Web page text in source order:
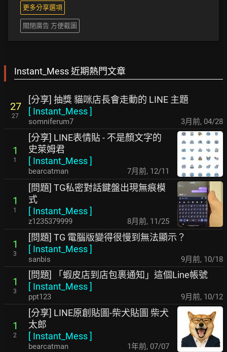
更多分享選項
關閉廣告 方便截圖
Instant_Mess 近期熱門文章
27
27
[分享] 抽獎 貓咪店長會走動的 LINE 主題
[ Instant_Mess]
somniferum7 3月前, 04/28
1
1
[分享] LINE表情貼 - 不是顏文字的
史萊姆君
[ Instant_Mess]
bearcatman 7月前, 12/11
1
1
[問題] TG私密對話鍵盤出現無痕模
式
[ Instant_Mess]
z1235379999 8月前, 11/25
1
3
[問題] TG 電腦版變得很慢到無法顯示？
[ Instant_Mess]
sanbis 9月前, 10/18
1
3
[問題] 「蝦皮店到店包裹通知」這個Line帳號
[ Instant_Mess]
ppt123 9月前, 10/12
1
2
[分享] LINE原創貼圖-柴犬貼圖 柴犬
太郎
[ Instant_Mess]
bearcatman 1年前, 07/07